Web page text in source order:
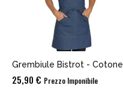
Grembiule Bistrot - Cotone
25,90 € Prezzo Imponibile